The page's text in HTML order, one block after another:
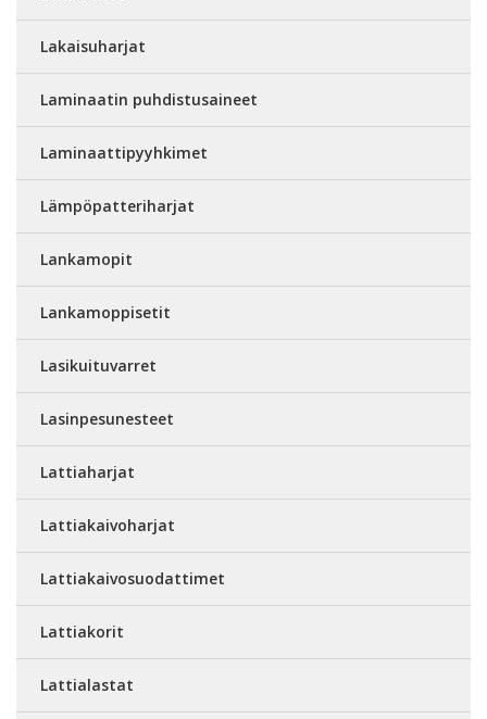
Lakaisuharjat
Laminaatin puhdistusaineet
Laminaattipyyhkimet
Lämpöpatteriharjat
Lankamopit
Lankamoppisetit
Lasikuituvarret
Lasinpesunesteet
Lattiaharjat
Lattiakaivoharjat
Lattiakaivosuodattimet
Lattiakorit
Lattialastat